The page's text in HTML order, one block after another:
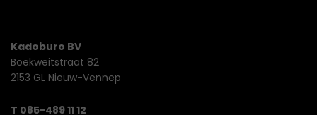
Kadoburo BV
Boekweitstraat 82
2153 GL Nieuw-Vennep
T 085-489 11 12